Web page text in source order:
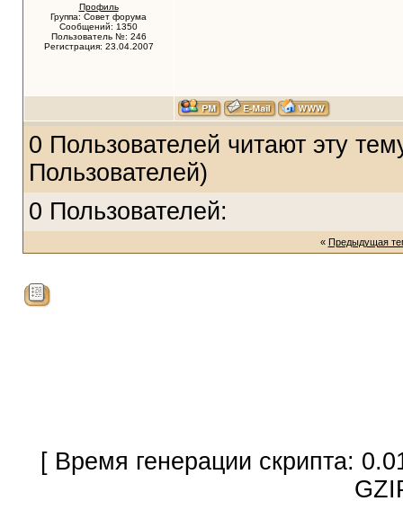
Профиль
Группа: Совет форума
Сообщений: 1350
Пользователь №: 246
Регистрация: 23.04.2007
0 Пользователей читают эту
Пользователей)
0 Пользователей:
« Предыдущая
[ Время генерации скрипта: